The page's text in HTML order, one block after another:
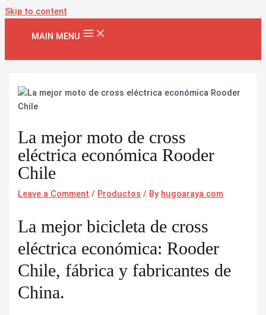
Skip to content
MAIN MENU
La mejor moto de cross
eléctrica económica Rooder
Chile
Leave a Comment / Productos / By hugoaraya.com
La mejor bicicleta de cross
eléctrica económica: Rooder
Chile, fábrica y fabricantes de
China.